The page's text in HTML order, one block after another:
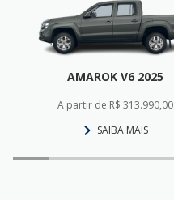
AMAROK V6 2025
A partir de R$ 313.990,00
SAIBA MAIS